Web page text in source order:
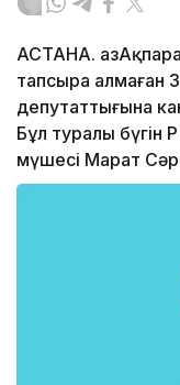
АСТАНА.
тапсыра алмаған
депутаттығына
Бұл туралы бүгін
мүшесі Марат